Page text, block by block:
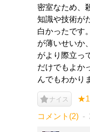
密室なため、
知識や技術が
白かったです
が薄いせいか
がより際立っ
だけでもよか
んでもわかり
ナイス
コメント(2)